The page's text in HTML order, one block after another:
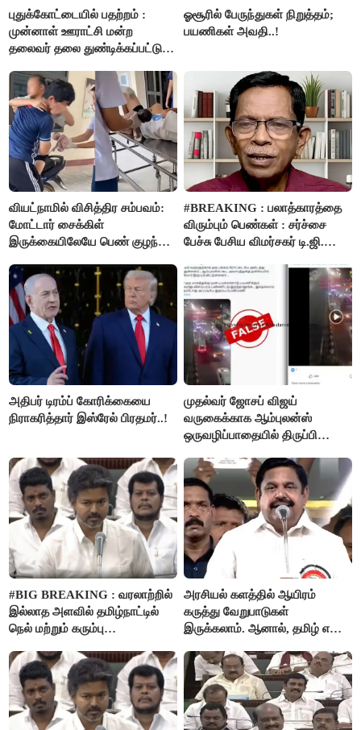
புதுக்கோட்டையில் பதற்றம் :
முன்னாள் ஊராட்சி மன்ற
தலைவர் தலை துண்டிக்கப்பட்டு
ஓசூரில் பேருந்துகள் நிறுத்தம்;
பயணிகள் அவதி..!
வியட்நாமில் விசித்திர சம்பவம்:
மோட்டார் சைக்கிள்
இருக்கையிலேயே பெண் குழந்தை
#BREAKING : பலாத்காரத்தை
விரும்பும் பெண்கள் : சர்ச்சை
பேச்சு பேசிய விமர்சகர் டி.ஜி.
அதிபர் டிரம்ப் கோரிக்கையை
நிராகரித்தார் இஸ்ரேல் பிரதமர்..!
முதல்வர் ஜோசப் விஜய்
வருகைக்காக ஆம்புலன்ஸ்
ஒருவழிப்பாதையில் திருப்பி
தான்..!
#BIG BREAKING : வரலாற்றில்
இல்லாத அளவில் தமிழ்நாட்டில்
நெல் மற்றும் கரும்பு
ஊக்கத்தொகையை உயர்த்த
முடிவு - முதலமைச்சர் விஜய்
அறிவிப்பு..!
அரசியல் களத்தில் ஆயிரம்
கருத்து வேறுபாடுகள்
இருக்கலாம். ஆனால், தமிழ் என்று
தமிழர்கள் - எடப்பாடி பழனிசாமி..!